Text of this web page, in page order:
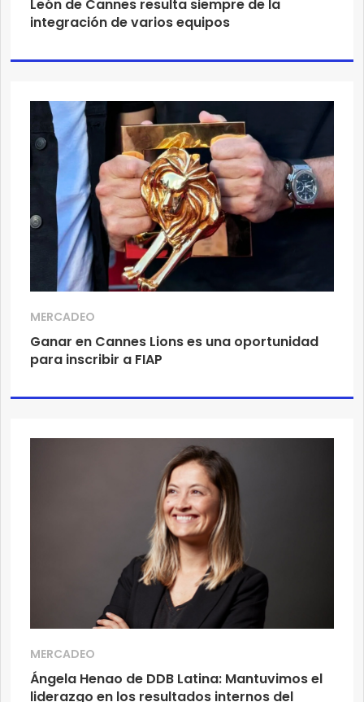
León de Cannes resulta siempre de la
integración de varios equipos
MERCADEO
Ganar en Cannes Lions es una oportunidad
para inscribir a FIAP
MERCADEO
Ángela Henao de DDB Latina: Mantuvimos el
liderazgo en los resultados internos del